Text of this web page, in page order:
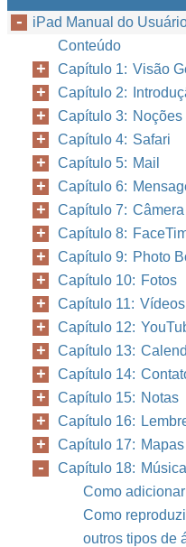
iPad Manual do
Conteúdo
Capítulo 1: Visão
Capítulo 2:
Capítulo 3: Noções
Capítulo 4: Safari
Capítulo 5: Mail
Capítulo 6:
Capítulo 7: Câmera
Capítulo 8:
Capítulo 9: Photo
Capítulo 10: Fotos
Capítulo 11: Vídeos
Capítulo 12:
Capítulo 13:
Capítulo 14:
Capítulo 15: Notas
Capítulo 16:
Capítulo 17: Mapas
Capítulo 18: Música
Como
Como
outros tipos de